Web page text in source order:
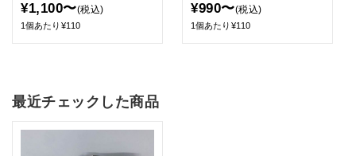
¥1,100〜(税込)
1個あたり¥110
¥990〜(税込)
1個あたり¥110
最近チェックした商品